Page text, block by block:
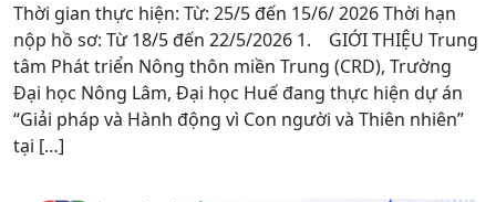
Thời gian thực hiện: Từ: 25/5 đến 15/6/ 2026 Thời hạn
nộp hồ sơ: Từ 18/5 đến 22/5/2026 1. GIỚI THIỆU Trung
tâm Phát triển Nông thôn miền Trung (CRD), Trường
Đại học Nông Lâm, Đại học Huế đang thực hiện dự án
“Giải pháp và Hành động vì Con người và Thiên nhiên”
tại […]